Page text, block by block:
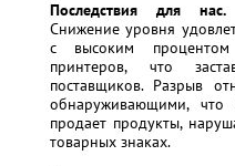
Последствия для нас.
Снижение уровня
с высоким
принтеров, что
поставщиков. Разрыв
обнаруживающими, что
продает продукты,
товарных знаках.